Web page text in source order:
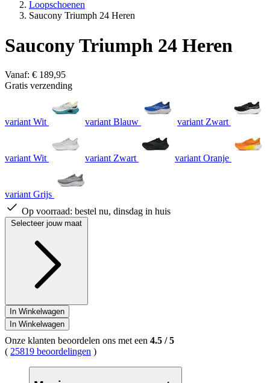
Loopschoenen
Saucony Triumph 24 Heren
Saucony Triumph 24 Heren
Vanaf: € 189,95
Gratis verzending
variant Wit variant Blauw variant Zwart
variant Wit variant Zwart variant Oranje
variant Grijs
Op voorraad: bestel nu, dinsdag in huis
Selecteer jouw maat
In Winkelwagen
In Winkelwagen
Onze klanten beoordelen ons met een 4.5 /5
( 25819 beoordelingen )